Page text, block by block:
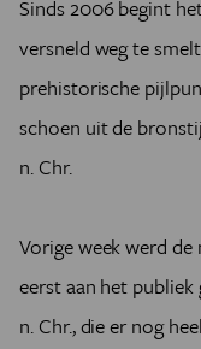
Sinds 2006 begint
versneld weg te
prehistorische
schoen uit de
n. Chr.
Vorige week werd
eerst aan het
n. Chr., die er nog